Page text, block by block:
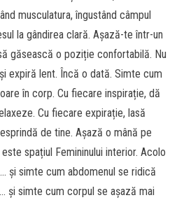
musculatura, îngustând câmpul
la gândirea clară. Așază-te într-un
găsească o poziție confortabilă. Nu
expiră lent. Încă o dată. Simte cum
în corp. Cu fiecare inspirație, dă
Cu fiecare expirație, lasă
de tine. Așază o mână pe
spațiul Femininului interior. Acolo
și simte cum abdomenul se ridică
și simte cum corpul se așază mai